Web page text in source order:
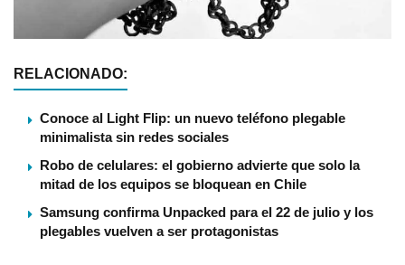
RELACIONADO:
Conoce al Light Flip: un nuevo teléfono plegable
minimalista sin redes sociales
Robo de celulares: el gobierno advierte que solo la
mitad de los equipos se bloquean en Chile
Samsung confirma Unpacked para el 22 de julio y los
plegables vuelven a ser protagonistas